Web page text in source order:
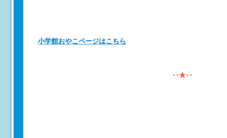
小学館おやこページはこちら
･･★･･